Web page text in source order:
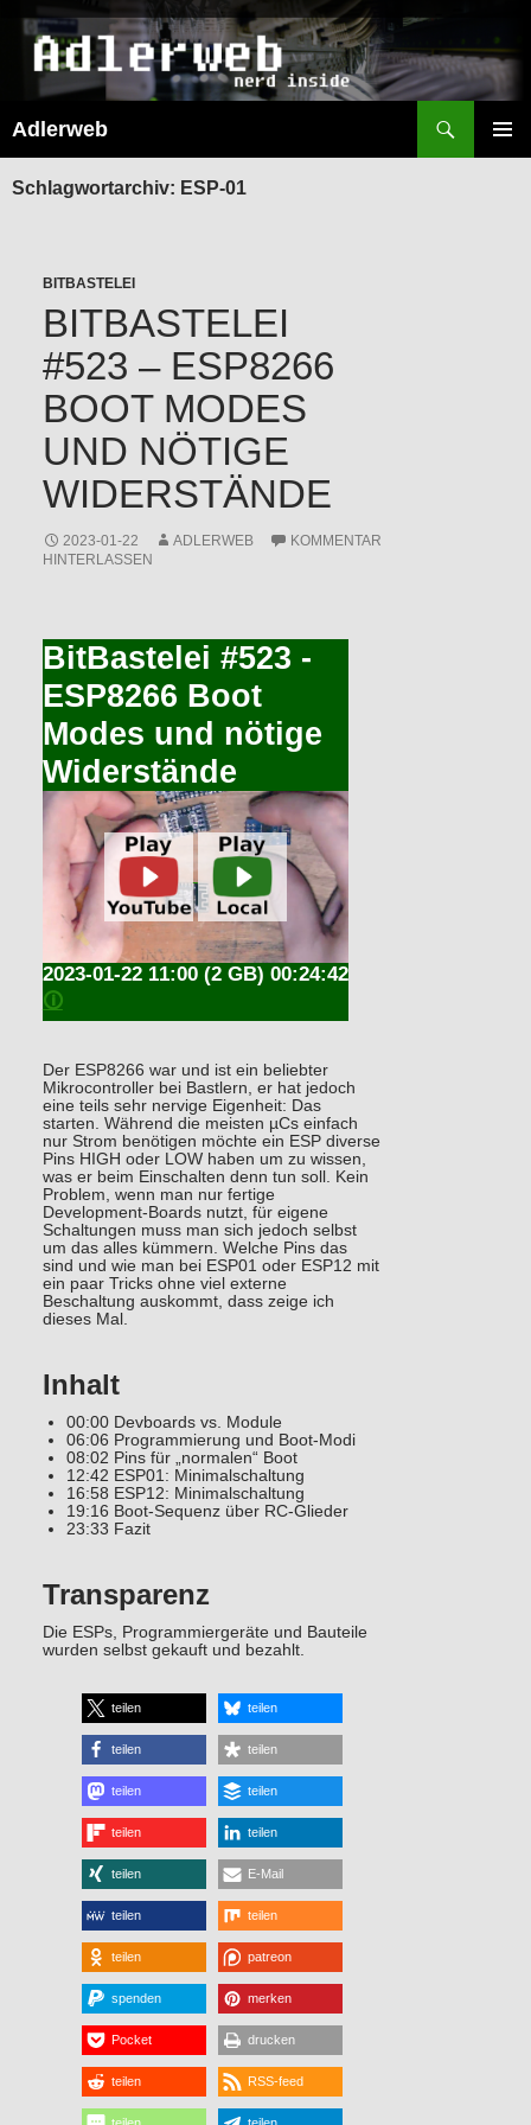
Adlerweb
SPRINGEN
Schlagwortarchiv: ESP-01
BITBASTELEI
BITBASTELEI
#523 – ESP8266
BOOT MODES
UND NÖTIGE
WIDERSTÄNDE
2023-01-22 ADLERWEB
KOMMENTAR
HINTERLASSEN
BitBastelei #523 -
ESP8266 Boot
Modes und nötige
Widerstände
(2 GB) 00:24:42
2023-01-22 11:00
🛈
Der ESP8266 war und ist ein beliebter
Mikrocontroller bei Bastlern, er hat jedoch
eine teils sehr nervige Eigenheit: Das
starten. Während die meisten µCs einfach
nur Strom benötigen möchte ein ESP diverse
Pins HIGH oder LOW haben um zu wissen,
was er beim Einschalten denn tun soll. Kein
Problem, wenn man nur fertige
Development-Boards nutzt, für eigene
Schaltungen muss man sich jedoch selbst
um das alles kümmern. Welche Pins das
sind und wie man bei ESP01 oder ESP12 mit
ein paar Tricks ohne viel externe
Beschaltung auskommt, dass zeige ich
dieses Mal.
Inhalt
00:00 Devboards vs. Module
06:06 Programmierung und Boot-Modi
08:02 Pins für „normalen“ Boot
12:42 ESP01: Minimalschaltung
16:58 ESP12: Minimalschaltung
19:16 Boot-Sequenz über RC-Glieder
23:33 Fazit
Transparenz
Die ESPs, Programmiergeräte und Bauteile
wurden selbst gekauft und bezahlt.
teilen teilen
teilen teilen
teilen teilen
teilen teilen
teilen E-Mail
teilen teilen
teilen patreon
spenden merken
Pocket drucken
teilen RSS-feed